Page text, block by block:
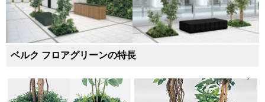
ベルク フロアグリーンの特長